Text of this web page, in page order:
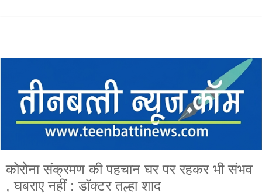
कोरोना संक्रमण की पहचान घर पर रहकर भी संभव
, घबराए नहीं : डॉक्टर तल्हा शाद